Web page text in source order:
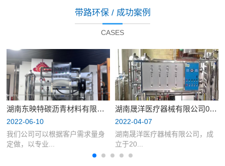
带路环保 / 成功案例
CASES
湖南东映特碳沥青材料有限公司6...
2022-06-10
我们公司可以根据客户需求量身
定做，以专业...
湖南晟洋医疗器械有限公司0.5...
2022-04-07
湖南晟洋医疗器械有限公司，成
立于20...